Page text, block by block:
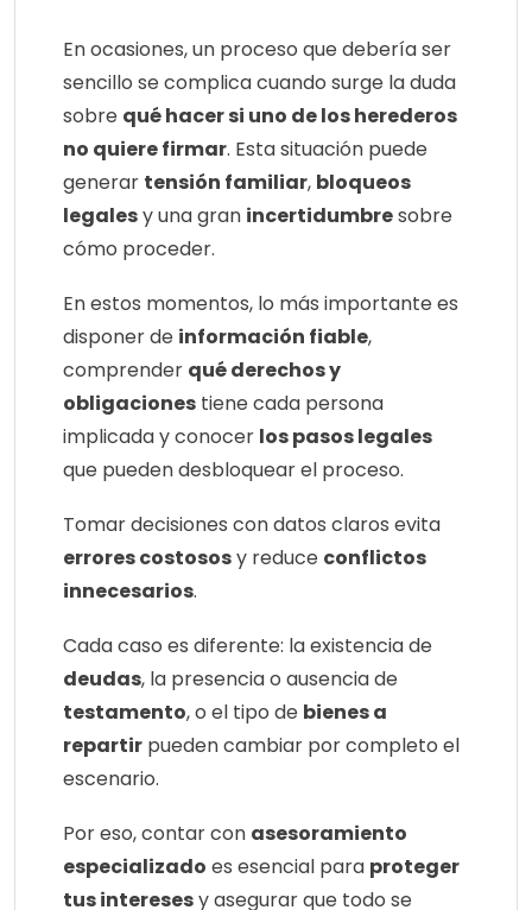
En ocasiones, un proceso que debería ser
sencillo se complica cuando surge la duda
sobre qué hacer si uno de los herederos
no quiere firmar. Esta situación puede
generar tensión familiar, bloqueos
legalesy una gran incertidumbresobre
cómo proceder.
En estos momentos, lo más importante es
disponer de información fiable,
comprender qué derechos y
obligaciones tiene cada persona
implicada y conocer los pasos legales
que pueden desbloquear el proceso.
Tomar decisiones con datos claros evita
errores costososy reduce conflictos
innecesarios.
Cada caso es diferente: la existencia de
deudas, la presencia o ausencia de
testamento, o el tipo de bienes a
repartir pueden cambiar por completo el
escenario.
Por eso, contar con asesoramiento
especializado es esencial para proteger
tus interesesy asegurar que todo se